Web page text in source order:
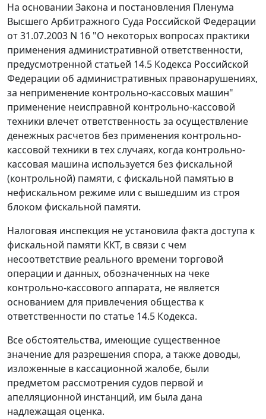
На основании Закона и постановления Пленума
Высшего Арбитражного Суда Российской Федерации
от 31.07.2003 N 16 "О некоторых вопросах практики
применения административной ответственности,
предусмотренной статьей 14.5 Кодекса Российской
Федерации об административных правонарушениях,
за неприменение контрольно-кассовых машин"
применение неисправной контрольно-кассовой
техники влечет ответственность за осуществление
денежных расчетов без применения контрольно-
кассовой техники в тех случаях, когда контрольно-
кассовая машина используется без фискальной
(контрольной) памяти, с фискальной памятью в
нефискальном режиме или с вышедшим из строя
блоком фискальной памяти.
Налоговая инспекция не установила факта доступа к
фискальной памяти ККТ, в связи с чем
несоответствие реального времени торговой
операции и данных, обозначенных на чеке
контрольно-кассового аппарата, не является
основанием для привлечения общества к
ответственности по статье 14.5 Кодекса.
Все обстоятельства, имеющие существенное
значение для разрешения спора, а также доводы,
изложенные в кассационной жалобе, были
предметом рассмотрения судов первой и
апелляционной инстанций, им была дана
надлежащая оценка.